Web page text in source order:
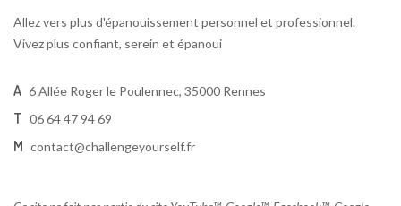
Allez vers plus d'épanouissement personnel et professionnel.
Vivez plus confiant, serein et épanoui
A 6 Allée Roger le Poulennec, 35000 Rennes
T 06 64 47 94 69
M contact@challengeyourself.fr